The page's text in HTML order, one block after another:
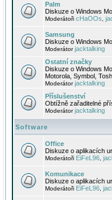
Palm
Diskuze o Windows
Moderátoři cHaOOs
Samsung
Diskuze o Windows
Moderátorjacktalking
Ostatní značky
Diskuze o Windows
Motorola, Symbol,
Moderátorjacktalking
Příslušenství
Obtížně zařaditelné
Moderátorjacktalking
Software
Office
Diskuze o aplikacích
Moderátoři EiFeL96
Komunikace
Diskuze o aplikacích
Moderátoři EiFeL96